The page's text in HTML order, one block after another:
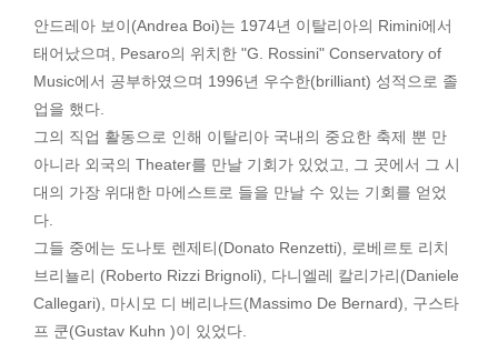
안드레아 보이(Andrea Boi)는 1974년 이탈리아의 Rimini에서
태어났으며, Pesaro의 위치한 "G. Rossini" Conservatory of
Music에서 공부하였으며 1996년 우수한(brilliant) 성적으로 졸
업을 했다.
그의 직업 활동으로 인해 이탈리아 국내의 중요한 축제 뿐 만
아니라 외국의 Theater를 만날 기회가 있었고, 그 곳에서 그 시
대의 가장 위대한 마에스트로 들을 만날 수 있는 기회를 얻었
다.
그들 중에는 도나토 렌제티(Donato Renzetti), 로베르토 리치
브리뇰리 (Roberto Rizzi Brignoli), 다니엘레 칼리가리(Daniele
Callegari), 마시모 디 베리나드(Massimo De Bernard), 구스타
프 쿤(Gustav Kuhn )이 있었다.